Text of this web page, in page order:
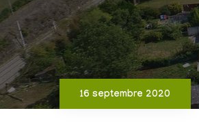
16 septembre 2020